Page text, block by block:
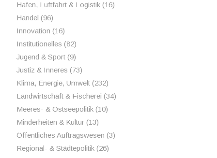
Hafen, Luftfahrt & Logistik(16)
Handel (96)
Innovation (16)
Institutionelles (82)
Jugend & Sport(9)
Justiz & Inneres (73)
Klima, Energie, Umwelt(232)
Landwirtschaft & Fischerei (34)
Meeres- & Ostseepolitik(10)
Minderheiten & Kultur(13)
Öffentliches Auftragswesen (3)
Regional- & Städtepolitik(26)